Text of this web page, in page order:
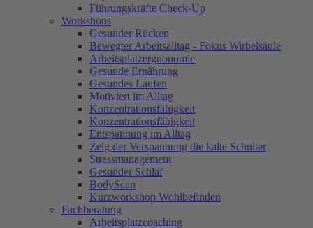
Führungskräfte Check-Up
Workshops
Gesunder Rücken
Bewegter Arbeitsalltag - Fokus Wirbelsäule
Arbeitsplatzergnonomie
Gesunde Ernährung
Gesundes Laufen
Motiviert im Alltag
Konzentrationsfähigkeit
Konzentrationsfähigkeit
Entspannung im Alltag
Zeig der Verspannung die kalte Schulter
Stressmanagement
Gesunder Schlaf
BodyScan
Kurzworkshop Wohlbefinden
Fachberatung
Arbeitsplatzcoaching